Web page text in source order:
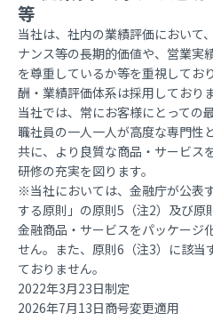
等
当社は、社内の業績評価において
ナンス等の長期的価値や、営業実
を尊重しているか等を重視してお
酬・業績評価体系は採用しており
当社では、常にお客様にとっての
職社員の一人一人が高度な専門性
共に、より良質な商品・サービス
研修の充実を図ります。
※当社においては、金融庁が公表
する原則」の原則5（注2）及び原
金融商品・サービスをパッケージ
せん。また、原則6（注3）に該当
ておりません。
2022年3月23日制定
2026年7月13日商号変更適用